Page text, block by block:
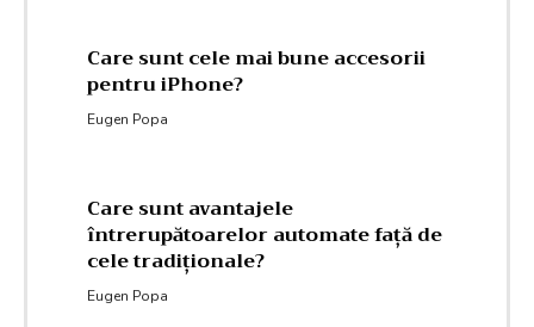
Care sunt cele mai bune accesorii
pentru iPhone?
Eugen Popa
Care sunt avantajele
întrerupătoarelor automate față de
cele tradiționale?
Eugen Popa